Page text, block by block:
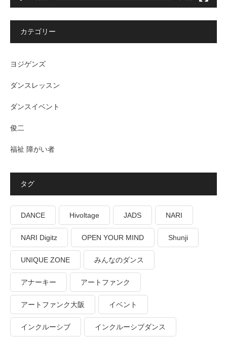
カテゴリー
ヨジゲンズ
ダンスレッスン
ダンスイベント
俊二
福祉 障がい者
タグ
DANCE Hivoltage JADS NARI
NARI Digitz OPEN YOUR MIND Shunji
UNIQUE ZONE みんなのダンス
アナーキー アートファンク
アートファンク大阪 イベント
インクルーシブ インクルーシブダンス